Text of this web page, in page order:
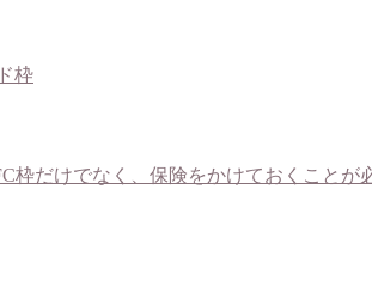
枠
枠だけでなく、保険をかけておくことが